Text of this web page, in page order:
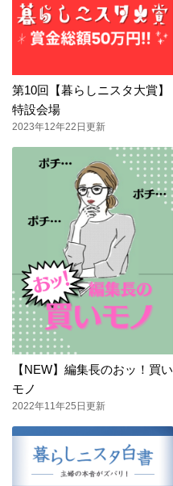
第10回【暮らしニスタ大賞】
特設会場
2023年12年22日更新
【NEW】編集長のおッ！買い
モノ
2022年11年25日更新